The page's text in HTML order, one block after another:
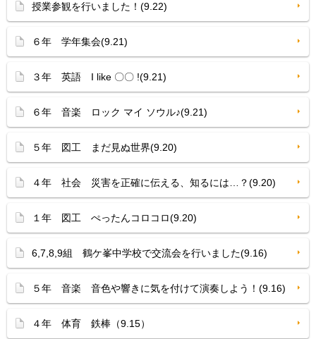
授業参観を行いました！(9.22)
６年 学年集会(9.21)
３年 英語 I like 〇〇 !(9.21)
６年 音楽 ロック マイ ソウル♪(9.21)
５年 図工 まだ見ぬ世界(9.20)
４年 社会 災害を正確に伝える、知るには…？(9.20)
１年 図工 ぺったんコロコロ(9.20)
6,7,8,9組 鶴ケ峯中学校で交流会を行いました(9.16)
５年 音楽 音色や響きに気を付けて演奏しよう！(9.16)
４年 体育 鉄棒（9.15）